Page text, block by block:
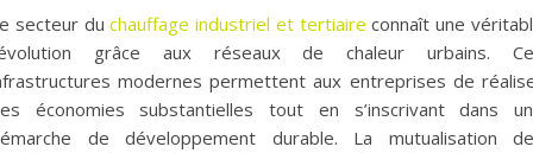
secteur duchauffage industriel et tertiaire connaît une
grâce aux réseaux de chaleur urbains.
modernes permettent aux entreprises de
économies substantielles tout en s’inscrivant dans
de développement durable. La mutualisation